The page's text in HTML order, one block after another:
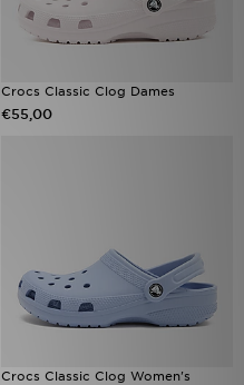
Crocs Classic Clog Dames
€55,00
Crocs Classic Clog Women's